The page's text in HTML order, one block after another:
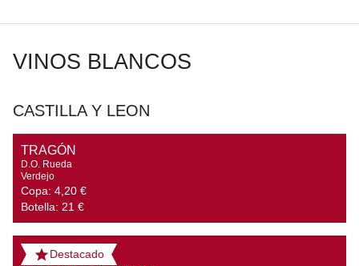
VINOS BLANCOS
CASTILLA Y LEON
TRAGÓN
D.O. Rueda
Verdejo
Copa: 4,20 €
Botella: 21 €
Destacado